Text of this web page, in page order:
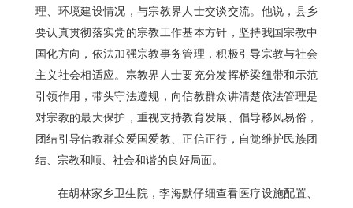
理、环境建设情况，与宗教界人士交谈交流。他说，县乡
要认真贯彻落实党的宗教工作基本方针，坚持我国宗教中
国化方向，依法加强宗教事务管理，积极引导宗教与社会
主义社会相适应。宗教界人士要充分发挥桥梁纽带和示范
引领作用，带头守法遵规，向信教群众讲清楚依法管理是
对宗教的最大保护，重视支持教育发展、倡导移风易俗，
团结引导信教群众爱国爱教、正信正行，自觉维护民族团
结、宗教和顺、社会和谐的良好局面。
在胡林家乡卫生院，李海默仔细查看医疗设施配置、